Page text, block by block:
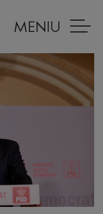
MENIU